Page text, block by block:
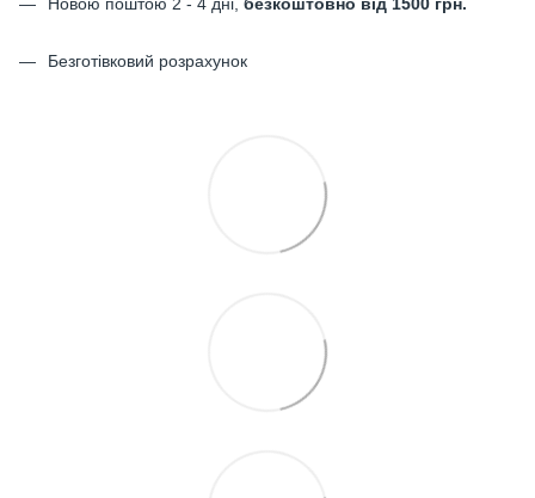
Безготівковий розрахунок